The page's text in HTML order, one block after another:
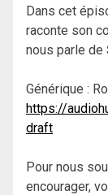
Dans cet
raconte son
nous parle de
Générique :
https://
draft
Pour nous
encourager,